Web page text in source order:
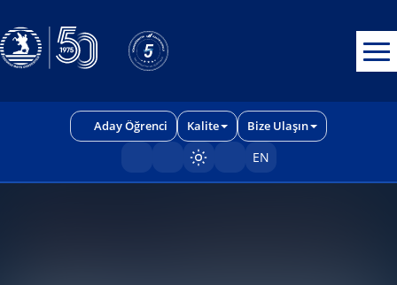
Aday Öğrenci Kalite Bize Ulaşın
Sayfayı karart/aç
EN